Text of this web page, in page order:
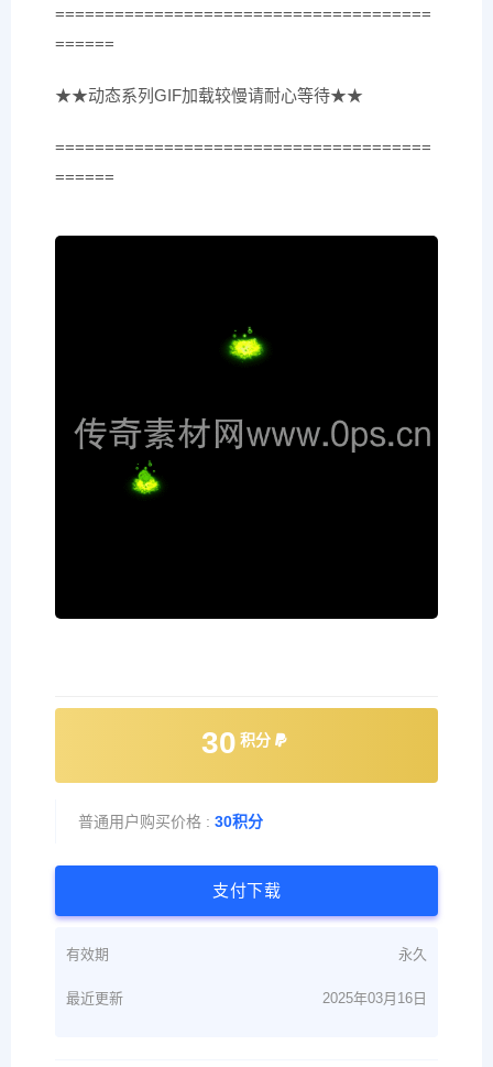
======================================
======
★★动态系列GIF加载较慢请耐心等待★★
======================================
======
30 积分
普通用户购买价格 : 30积分
支付下载
有效期 永久
最近更新 2025年03月16日